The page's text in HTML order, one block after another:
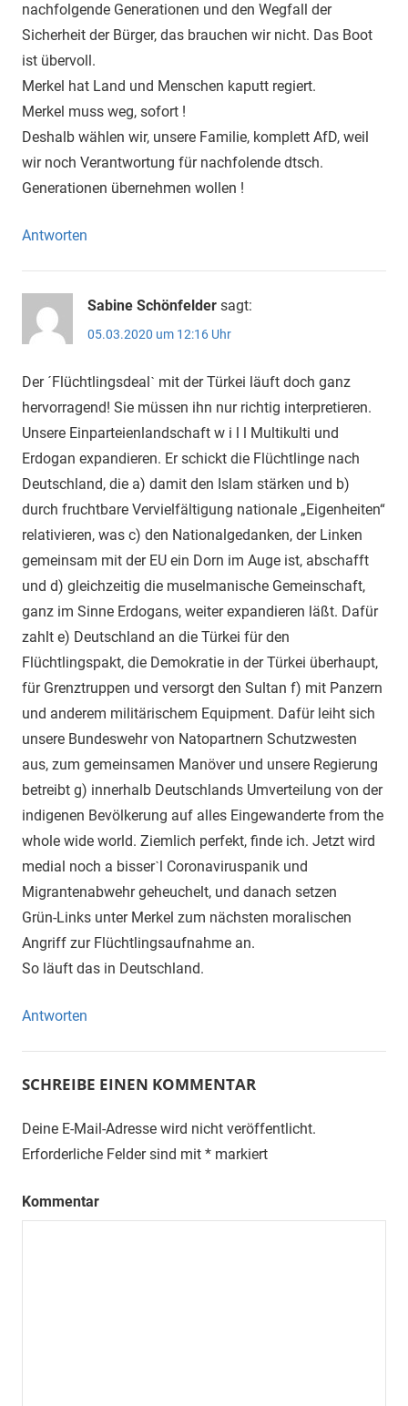
nachfolgende Generationen und den Wegfall der
Sicherheit der Bürger, das brauchen wir nicht. Das Boot
ist übervoll.
Merkel hat Land und Menschen kaputt regiert.
Merkel muss weg, sofort !
Deshalb wählen wir, unsere Familie, komplett AfD, weil
wir noch Verantwortung für nachfolende dtsch.
Generationen übernehmen wollen !
Antworten
Sabine Schönfelder sagt:
05.03.2020 um 12:16 Uhr
Der ´Flüchtlingsdealˋ mit der Türkei läuft doch ganz
hervorragend! Sie müssen ihn nur richtig interpretieren.
Unsere Einparteienlandschaft w i l l Multikulti und
Erdogan expandieren. Er schickt die Flüchtlinge nach
Deutschland, die a) damit den Islam stärken und b)
durch fruchtbare Vervielfältigung nationale „Eigenheiten“
relativieren, was c) den Nationalgedanken, der Linken
gemeinsam mit der EU ein Dorn im Auge ist, abschafft
und d) gleichzeitig die muselmanische Gemeinschaft,
ganz im Sinne Erdogans, weiter expandieren läßt. Dafür
zahlt e) Deutschland an die Türkei für den
Flüchtlingspakt, die Demokratie in der Türkei überhaupt,
für Grenztruppen und versorgt den Sultan f) mit Panzern
und anderem militärischem Equipment. Dafür leiht sich
unsere Bundeswehr von Natopartnern Schutzwesten
aus, zum gemeinsamen Manöver und unsere Regierung
betreibt g) innerhalb Deutschlands Umverteilung von der
indigenen Bevölkerung auf alles Eingewanderte from the
whole wide world. Ziemlich perfekt, finde ich. Jetzt wird
medial noch a bisserˋl Coronaviruspanik und
Migrantenabwehr geheuchelt, und danach setzen
Grün-Links unter Merkel zum nächsten moralischen
Angriff zur Flüchtlingsaufnahme an.
So läuft das in Deutschland.
Antworten
SCHREIBE EINEN KOMMENTAR
Deine E-Mail-Adresse wird nicht veröffentlicht.
Erforderliche Felder sind mit * markiert
Kommentar